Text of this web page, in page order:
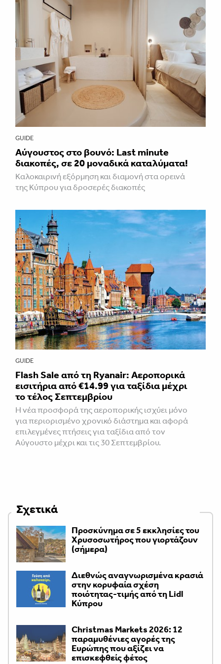
GUIDE
Aύγουστος στο βουνό: Last minute
διακοπές, σε 20 μοναδικά καταλύματα!
Καλοκαιρινή εξόρμηση και διαμονή στα ορεινά
της Κύπρου για δροσερές διακοπές
GUIDE
Flash Sale από τη Ryanair: Αεροπορικά
εισιτήρια από €14.99 για ταξίδια μέχρι
το τέλος Σεπτεμβρίου
Η νέα προσφορά της αεροπορικής ισχύει μόνο
για περιορισμένο χρονικό διάστημα και αφορά
επιλεγμένες πτήσεις για ταξίδια από τον
Αύγουστο μέχρι και τις 30 Σεπτεμβρίου.
Σχετικά
Προσκύνημα σε 5 εκκλησίες του
Χρυσοσωτήρος που γιορτάζουν
(σήμερα)
Διεθνώς αναγνωρισμένα κρασιά
στην κορυφαία σχέση
ποιότητας-τιμής από τη Lidl
Κύπρου
Christmas Markets 2026: 12
παραμυθένιες αγορές της
Ευρώπης που αξίζει να
επισκεφθείς φέτος